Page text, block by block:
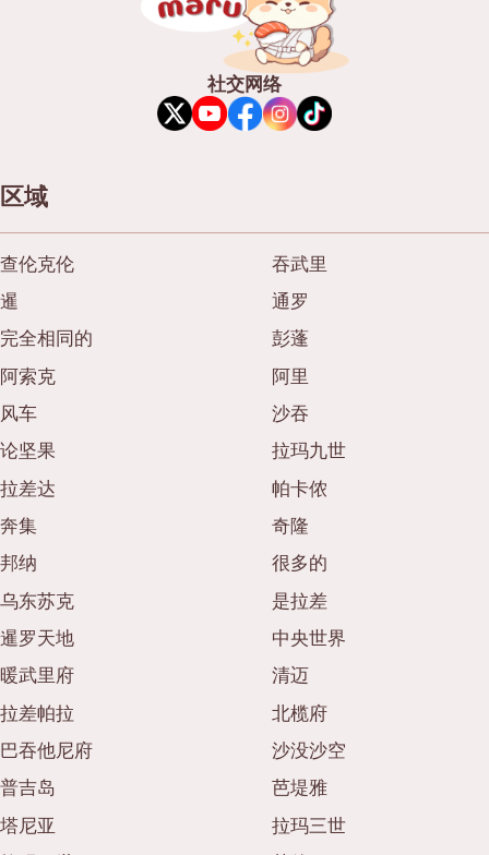
烤串/烤内脏
传统日本餐厅
章鱼烧
套餐/日本家常菜
便当/日本料理配送服务
清迈
拉差帕拉
北榄府
沙没沙空
普吉岛
塔尼亚
其他
社交网络
区域
查伦克伦
吞武里
暹
通罗
完全相同的
彭蓬
阿索克
阿里
风车
沙吞
论坚果
拉玛九世
拉差达
帕卡侬
奔集
奇隆
邦纳
很多的
乌东苏克
是拉差
暹罗天地
中央世界
暖武里府
清迈
拉差帕拉
北榄府
巴吞他尼府
沙没沙空
普吉岛
芭堤雅
塔尼亚
拉玛三世